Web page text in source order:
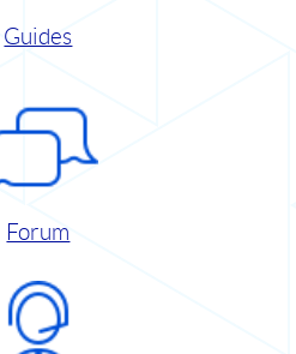
Guides
Forum